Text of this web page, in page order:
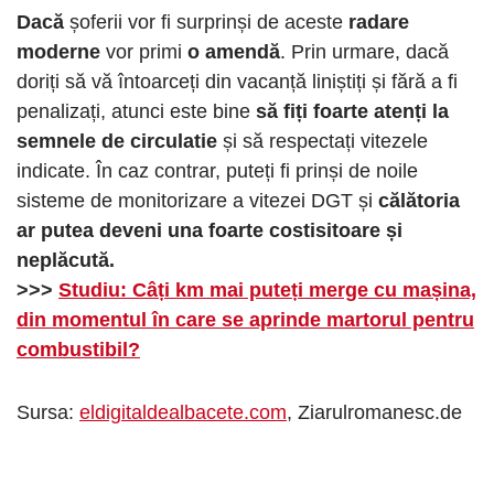
Dacă șoferii vor fi surprinși de aceste radare
moderne vor primi o amendă. Prin urmare, dacă
doriți să vă întoarceți din vacanță liniștiți și fără a fi
penalizați, atunci este bine să fiți foarte atenți la
semnele de circulatie și să respectați vitezele
indicate. În caz contrar, puteți fi prinși de noile
sisteme de monitorizare a vitezei DGT și călătoria
ar putea deveni una foarte costisitoare și
neplăcută.
>>> Studiu: Câți km mai puteți merge cu mașina,
din momentul în care se aprinde martorul pentru
combustibil?
Sursa: eldigitaldealbacete.com, Ziarulromanesc.de